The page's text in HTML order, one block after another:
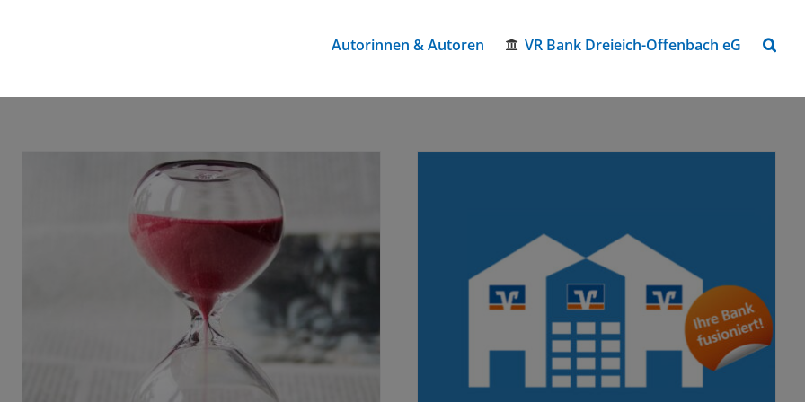
Autorinnen & Autoren VR Bank Dreieich-Offenbach eG
Standort sichern – Marktchancen
nutzen
Region und Events Service und Angebote